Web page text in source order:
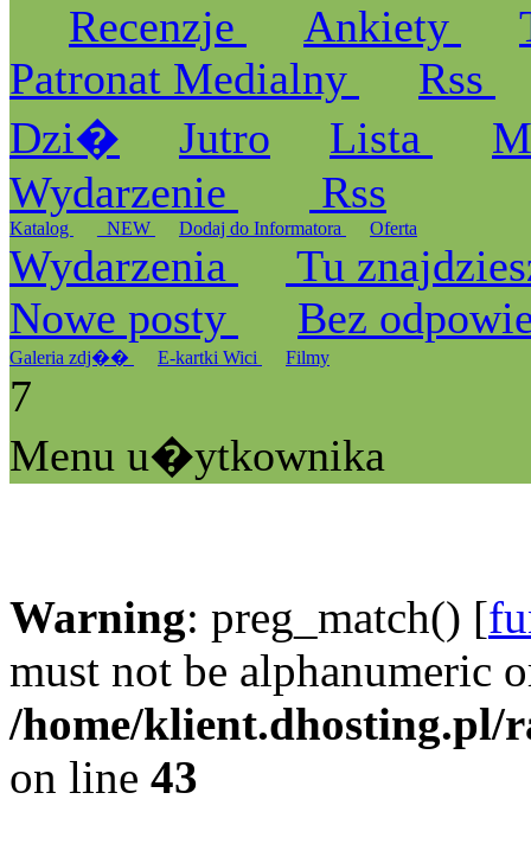
Recenzje
Ankiety
Patronat Medialny
Rss
Dzi�
Jutro Lista
Wydarzenie
Rss
Katalog _NEW Dodaj do Informatora Oferta
Wydarzenia
Tu
Nowe posty
Bez
Galeria zdj�� E-kartki Wici Filmy
7
Menu u�ytkownika
Warning: preg_match() [
must not be alphanumeric
/home/klient.dhosting.pl/
on line 43